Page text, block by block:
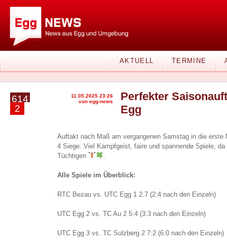
AKTUELL TERMINE
614
2
11.05.2025 23:26
von egg-news
Perfekter
Egg
Auftakt nach Maß am vergangenen Samstag in die erste
4 Siege. Viel Kampfgeist, faire und spannende Spiele,
Tüchtigen
.
Alle Spiele im Überblick:
RTC Bezau vs. UTC Egg 1 2:7 (2:4 nach den Einzeln)
UTC Egg 2 vs. TC Au 2 5:4 (3:3 nach den Einzeln)
UTC Egg 3 vs. TC Sulzberg 2 7:2 (6:0 nach den Einzeln)